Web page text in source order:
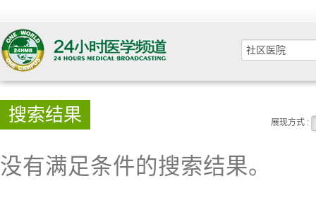
搜索结果 展现方式 :
没有满足条件的搜索结果。